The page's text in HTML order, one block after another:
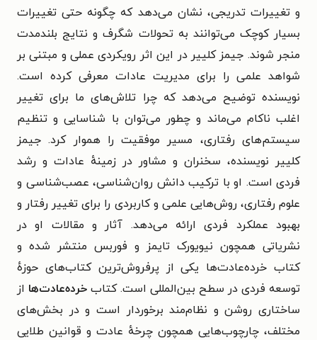
و تغییرات تدریجی، نشان می‌دهد که چگونه حتی تغییرات
بسیار کوچک می‌توانند به تحولات شگرف و نتایج بلندمدت
منجر شوند. جیمز کلییر در این اثر رویکردی عملی و مبتنی بر
شواهد علمی را برای مدیریت عادات معرفی کرده است.
نویسنده توضیح می‌دهد که چرا تلاش‌های ما برای تغییر
اغلب ناکام می‌ماند و چطور می‌توان با شناسایی و تنظیم
سیستم‌های رفتاری، مسیر موفقیت را هموار کرد. جیمز
کلییر نویسنده، سخنران و مشاور در زمینهٔ عادات و رشد
فردی است. او با ترکیب دانش روان‌شناسی، عصب‌شناسی و
علوم رفتاری، روش‌هایی علمی و کاربردی را برای تغییر رفتار و
بهبود عملکرد فردی ارائه می‌دهد. آثار و مقالات او در
نشریاتی همچون نیویورک تایمز و فوربس منتشر شده و
کتاب خرده‌عادت‌ها یکی از پرفروش‌ترین کتاب‌های حوزهٔ
توسعه فردی در سطح بین‌المللی است.کتاب خرده‌عادت‌ها از
ساختاری روشن و نظام‌مند برخوردار است و در بخش‌های
مختلف، چارچوب‌هایی همچون چرخهٔ عادت و قوانین طلایی